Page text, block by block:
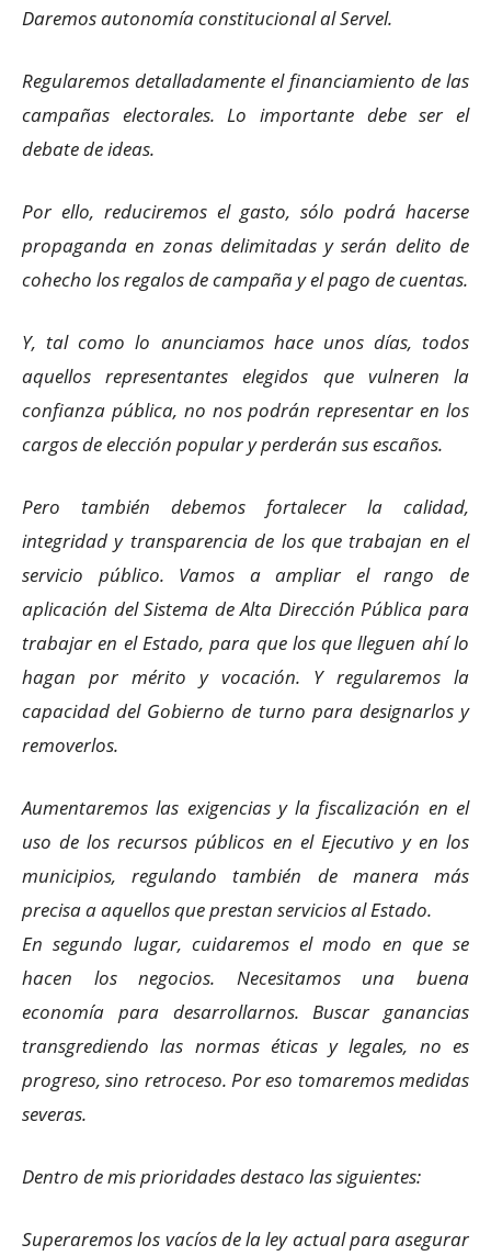
Daremos autonomía constitucional al Servel.
Regularemos detalladamente el financiamiento de las
campañas electorales. Lo importante debe ser el
debate de ideas.
Por ello, reduciremos el gasto, sólo podrá hacerse
propaganda en zonas delimitadas y serán delito de
cohecho los regalos de campaña y el pago de cuentas.
Y, tal como lo anunciamos hace unos días, todos
aquellos representantes elegidos que vulneren la
confianza pública, no nos podrán representar en los
cargos de elección popular y perderán sus escaños.
Pero también debemos fortalecer la calidad,
integridad y transparencia de los que trabajan en el
servicio público. Vamos a ampliar el rango de
aplicación del Sistema de Alta Dirección Pública para
trabajar en el Estado, para que los que lleguen ahí lo
hagan por mérito y vocación. Y regularemos la
capacidad del Gobierno de turno para designarlos y
removerlos.
Aumentaremos las exigencias y la fiscalización en el
uso de los recursos públicos en el Ejecutivo y en los
municipios, regulando también de manera más
precisa a aquellos que prestan servicios al Estado.
En segundo lugar, cuidaremos el modo en que se
hacen los negocios. Necesitamos una buena
economía para desarrollarnos. Buscar ganancias
transgrediendo las normas éticas y legales, no es
progreso, sino retroceso. Por eso tomaremos medidas
severas.
Dentro de mis prioridades destaco las siguientes:
Superaremos los vacíos de la ley actual para asegurar